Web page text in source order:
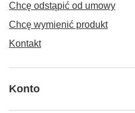
Chcę odstąpić od umowy
Chcę wymienić produkt
Kontakt
Konto